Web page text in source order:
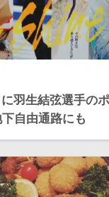
羽生結弦選手の
自由通路にも